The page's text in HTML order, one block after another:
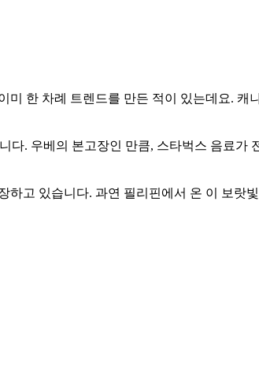
한 차례 트렌드를 만든 적이 있는데요. 캐
다. 우베의 본고장인 만큼, 스타벅스 음료가
장하고 있습니다. 과연 필리핀에서 온 이 보랏